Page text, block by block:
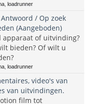
loadrunner
/ Op zoek
(Aangeboden)
apparaat of uitvinding?
bieden? Of wilt u
loadrunner
video's van
van uitvindingen.
film tot